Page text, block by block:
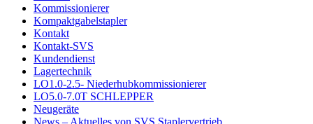
Kommissionierer
Kompaktgabelstapler
Kontakt
Kontakt-SVS
Kundendienst
Lagertechnik
LO1.0-2.5- Niederhubkommissionierer
LO5.0-7.0T SCHLEPPER
Neugeräte